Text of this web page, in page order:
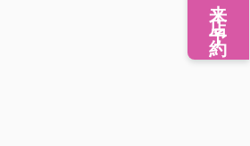
来店予約